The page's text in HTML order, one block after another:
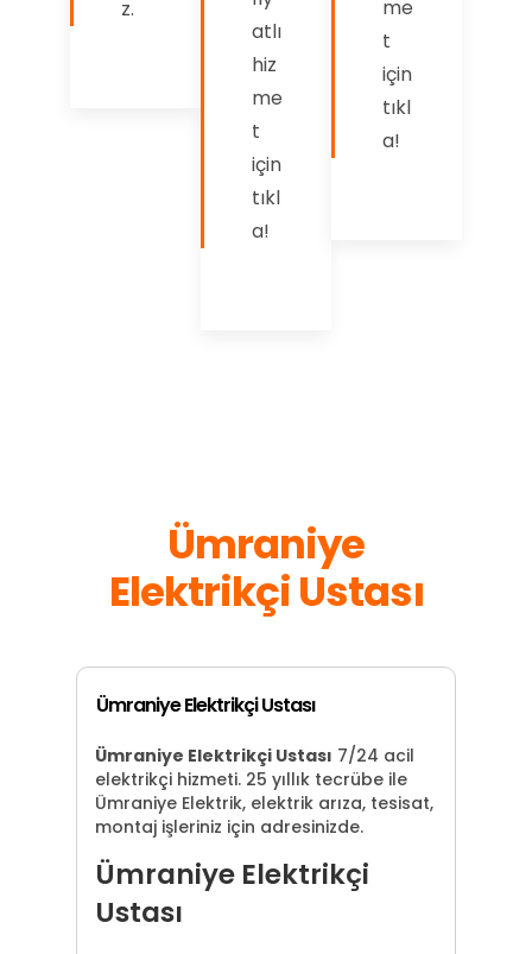
z.
atlı
hiz
me
t
için
tıkl
a!
me
t
için
tıkl
a!
Ümraniye
Elektrikçi Ustası
Ümraniye Elektrikçi Ustası
Ümraniye Elektrikçi Ustası 7/24 acil
elektrikçi hizmeti. 25 yıllık tecrübe ile
Ümraniye Elektrik, elektrik arıza, tesisat,
montaj işleriniz için adresinizde.
Ümraniye Elektrikçi
Ustası